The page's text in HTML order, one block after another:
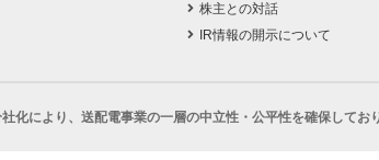
株主との対話
IR情報の開示について
化により、 送配電事業の一層の中立性・公平性を確保してお